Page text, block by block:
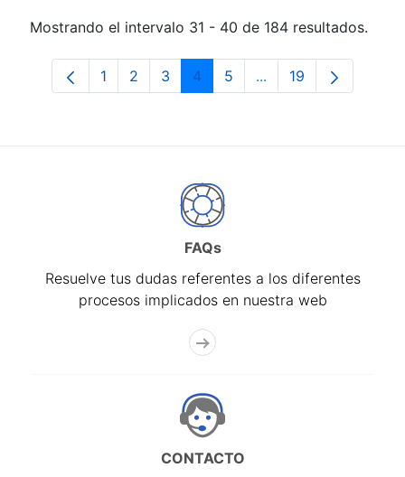
Mostrando el intervalo 31 - 40 de 184 resultados.
Página
1 Página
2 Página
3 Página
4 Página
5 ...Páginas intermedias
Página
19
FAQs
Resuelve tus dudas referentes a los diferentes
procesos implicados en nuestra web
CONTACTO